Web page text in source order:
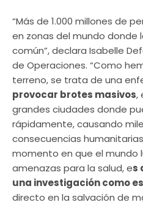
“Más de 1.000 millones de
en zonas del mundo donde
común”, declara Isabelle
de Operaciones. “Como
terreno, se trata de una
provocar brotes masivos,
grandes ciudades donde
rápidamente, causando
consecuencias
momento en que el
amenazas para la salud, es
una investigación como
directo en la salvación de